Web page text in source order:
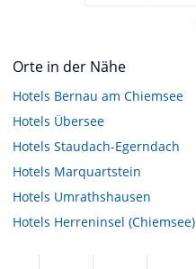
Orte in der Nähe
Hotels Bernau am Chiemsee
Hotels Übersee
Hotels Staudach-Egerndach
Hotels Marquartstein
Hotels Umrathshausen
Hotels Herreninsel (Chiemsee)